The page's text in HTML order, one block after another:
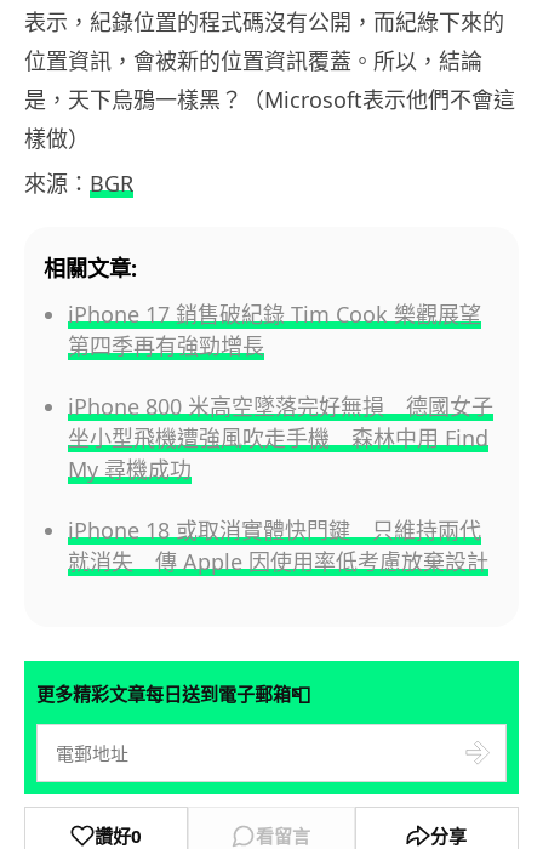
表示，紀錄位置的程式碼沒有公開，而紀綠下來的
位置資訊，會被新的位置資訊覆蓋。所以，結論
是，天下烏鴉一樣黑？（Microsoft表示他們不會這
樣做）
來源： BGR
相關文章:
iPhone 17 銷售破紀錄 Tim Cook 樂觀展望
第四季再有強勁增長
iPhone 800 米高空墜落完好無損 德國女子
坐小型飛機遭強風吹走手機 森林中用 Find
My 尋機成功
iPhone 18 或取消實體快門鍵 只維持兩代
就消失 傳 Apple 因使用率低考慮放棄設計
更多精彩文章每日送到電子郵箱📮
讚好0 看留言 分享